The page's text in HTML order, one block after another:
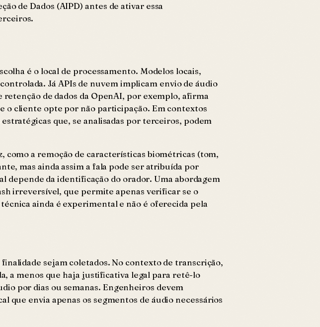
de Dados (AIPD) antes de ativar essa
é o local de processamento. Modelos locais,
Já APIs de nuvem implicam envio de áudio
de dados da OpenAI, por exemplo, afirma
o cliente opte por não participação. Em contextos
que, se analisadas por terceiros, podem
como a remoção de características biométricas (tom,
mas ainda assim a fala pode ser atribuída por
da identificação do orador. Uma abordagem
irreversível, que permite apenas verificar se o
ainda é experimental e não é oferecida pela
sejam coletados. No contexto de transcrição,
a menos que haja justificativa legal para retê-lo
por dias ou semanas. Engenheiros devem
que envia apenas os segmentos de áudio necessários